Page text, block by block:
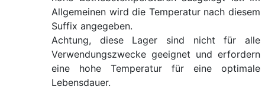
Allgemeinen wird die Temperatur nach diesem
Suffix angegeben.
Achtung, diese Lager sind nicht für alle
Verwendungszwecke geeignet und erfordern
eine hohe Temperatur für eine optimale
Lebensdauer.